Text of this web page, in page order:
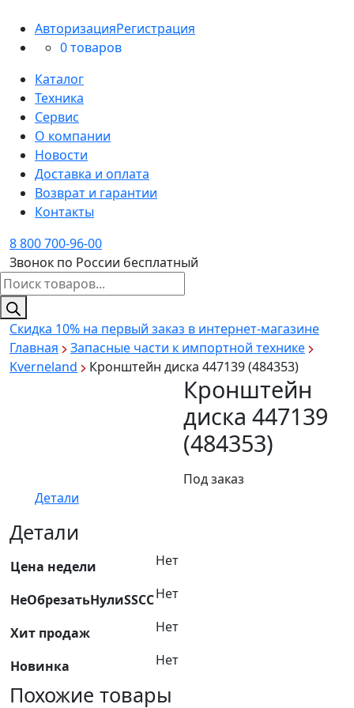
АвторизацияРегистрация
0 товаров
Каталог
Техника
Сервис
О компании
Новости
Доставка и оплата
Возврат и гарантии
Контакты
8 800 700-96-00
Звонок по России бесплатный
Поиск
товаров
Скидка 10% на первый заказ в интернет-магазине
Главная
Запасные части к импортной технике
Kverneland
Кронштейн диска 447139 (484353)
Кронштейн
диска 447139
(484353)
Под заказ
Детали
Детали
Цена недели Нет
НеОбрезатьНулиSSCCНет
Хит продаж Нет
Новинка Нет
Похожие товары